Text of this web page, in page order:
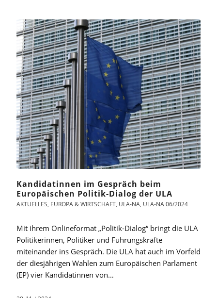
Kandidatinnen im Gespräch beim
Europäischen Politik-Dialog der ULA
AKTUELLES, EUROPA & WIRTSCHAFT, ULA-NA, ULA-NA 06/2024
Mit ihrem Onlineformat „Politik-Dialog“ bringt die ULA
Politikerinnen, Politiker und Führungskräfte
miteinander ins Gespräch. Die ULA hat auch im Vorfeld
der diesjährigen Wahlen zum Europäischen Parlament
(EP) vier Kandidatinnen von…